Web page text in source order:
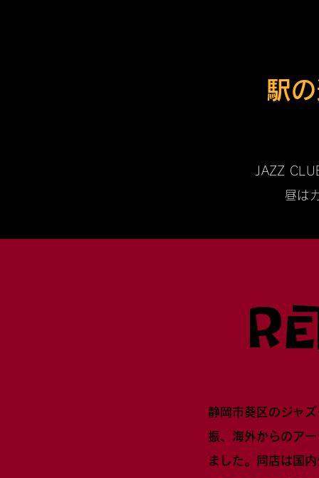
駅
JAZZ
昼は
静岡市葵区のジャ
振、海外からのア
ました。同店は国